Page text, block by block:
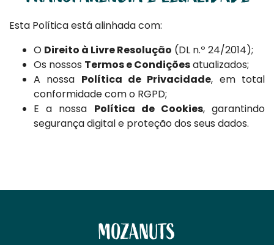
Esta Política está alinhada com:
O Direito à Livre Resolução (DL n.º 24/2014);
Os nossos Termos e Condiçõesatualizados;
A nossa Política de Privacidade, em total
conformidade com o RGPD;
E a nossa Política de Cookies, garantindo
segurança digital e proteção dos seus dados.
MOZANUTS